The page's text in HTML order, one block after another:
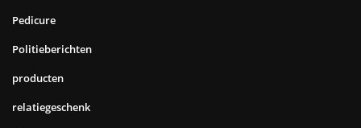
Pedicure
Politieberichten
producten
relatiegeschenk